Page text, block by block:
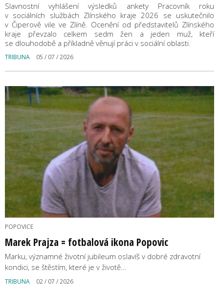
Slavnostní vyhlášení výsledků ankety Pracovník roku
v sociálních službách Zlínského kraje 2026 se uskutečnilo
v Čiperově vile ve Zlíně. Ocenění od představitelů Zlínského
kraje převzalo celkem sedm žen a jeden muž, kteří
se dlouhodobě a příkladně věnují práci v sociální oblasti.
TRIBUNA 05 / 07 / 2026
POPOVICE
Marek Prajza = fotbalová ikona Popovic
Marku, významné životní jubileum oslavíš v dobré zdravotní
kondici, se štěstím, které je v životě…
TRIBUNA 02 / 07 / 2026